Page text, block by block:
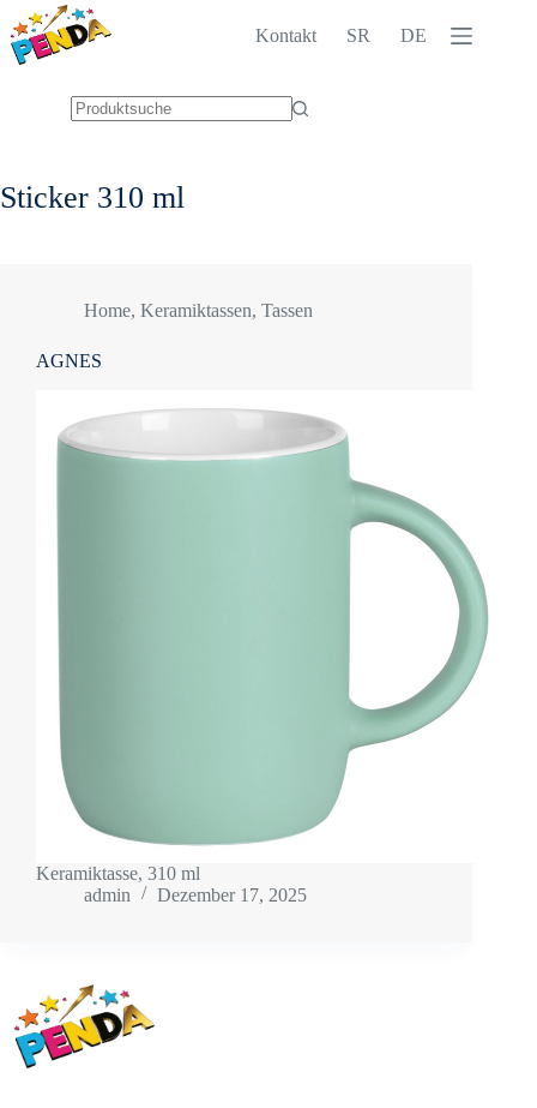
Zum
Inhalt
springen
Kontakt SR DE
Sticker 310 ml
Home, Keramiktassen, Tassen
AGNES
Keramiktasse, 310 ml
admin
Dezember 17, 2025